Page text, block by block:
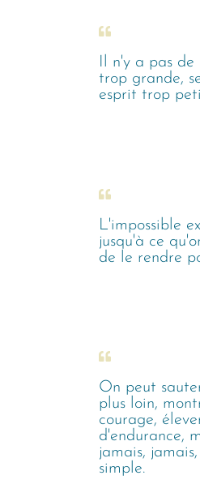
Il n'y a pas
trop grande,
esprit trop
L'impossible
jusqu'à ce
de le rendre
On peut
plus loin,
courage,
d'endurance,
jamais,
simple.